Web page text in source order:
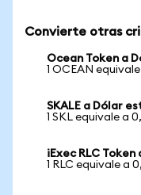
Convierte otras
Ocean Token a
1 OCEAN
SKALE a Dólar
1 SKL equivale a
iExec RLC
1 RLC equivale a